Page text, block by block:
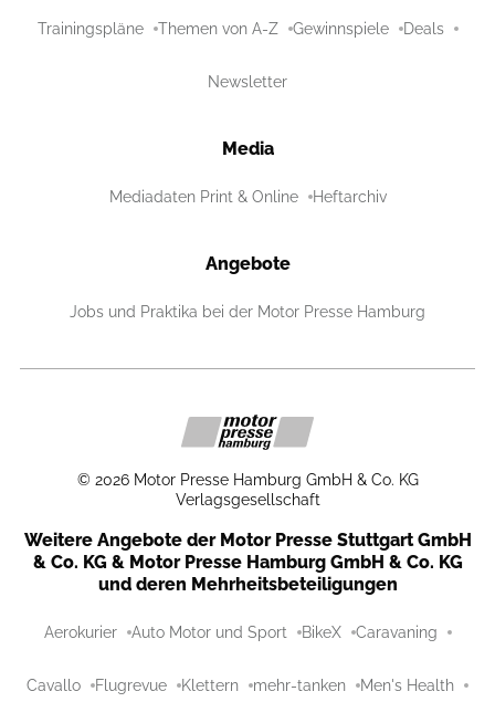
Trainingspläne Themen von A-Z Gewinnspiele Deals
Newsletter
Media
Mediadaten Print & Online Heftarchiv
Angebote
Jobs und Praktika bei der Motor Presse Hamburg
© 2026 Motor Presse Hamburg GmbH & Co. KG
Verlagsgesellschaft
Weitere Angebote der Motor Presse Stuttgart GmbH
& Co. KG & Motor Presse Hamburg GmbH & Co. KG
und deren Mehrheitsbeteiligungen
Aerokurier Auto Motor und Sport BikeX Caravaning
Cavallo Flugrevue Klettern mehr-tanken Men's Health